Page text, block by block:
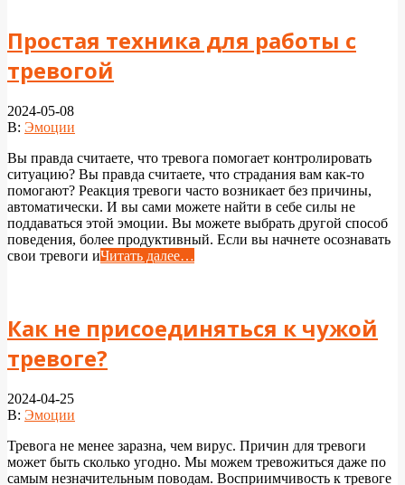
Простая техника для работы с
тревогой
2024-05-08
В: Эмоции
Вы правда считаете, что тревога помогает контролировать
ситуацию? Вы правда считаете, что страдания вам как-то
помогают? Реакция тревоги часто возникает без причины,
автоматически. И вы сами можете найти в себе силы не
поддаваться этой эмоции. Вы можете выбрать другой способ
поведения, более продуктивный. Если вы начнете осознавать
свои тревоги иЧитать далее…
Как не присоединяться к чужой
тревоге?
2024-04-25
В: Эмоции
Тревога не менее заразна, чем вирус. Причин для тревоги
может быть сколько угодно. Мы можем тревожиться даже по
самым незначительным поводам. Восприимчивость к тревоге